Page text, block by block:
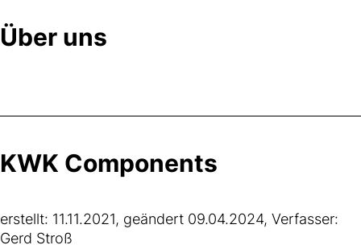
Über uns
KWK Components
erstellt: 11.11.2021, geändert 09.04.2024, Verfasser:
Gerd Stroß